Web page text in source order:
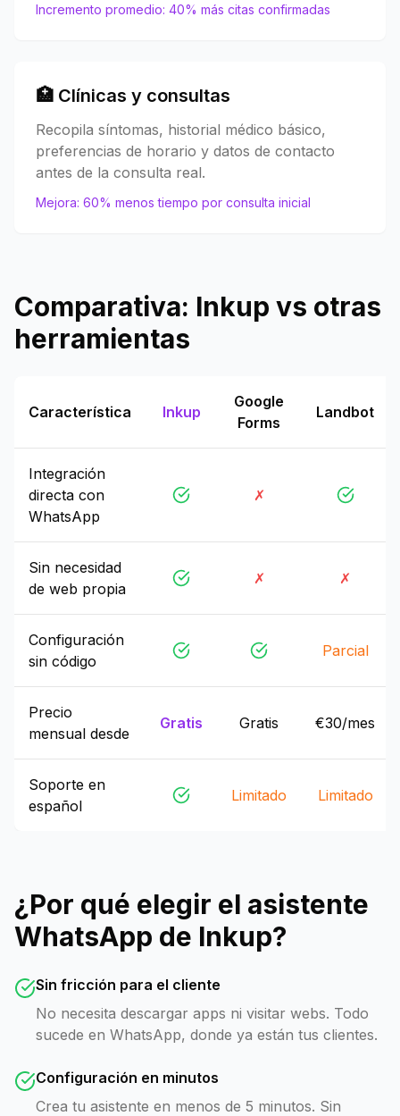
Incremento promedio: 40% más citas confirmadas
🏥 Clínicas y consultas
Recopila síntomas, historial médico básico,
preferencias de horario y datos de contacto
antes de la consulta real.
Mejora: 60% menos tiempo por consulta inicial
Comparativa: Inkup vs otras
herramientas
Característica Inkup
Google
Forms
Landbot
Integración
directa con
WhatsApp
✗
Sin necesidad
de web propia
✗ ✗
Configuración
sin código
Parcial
Precio
mensual desde
Gratis Gratis €30/mes
Soporte en
español
Limitado Limitado
¿Por qué elegir el asistente
WhatsApp de Inkup?
Sin fricción para el cliente
No necesita descargar apps ni visitar webs. Todo
sucede en WhatsApp, donde ya están tus clientes.
Configuración en minutos
Crea tu asistente en menos de 5 minutos. Sin